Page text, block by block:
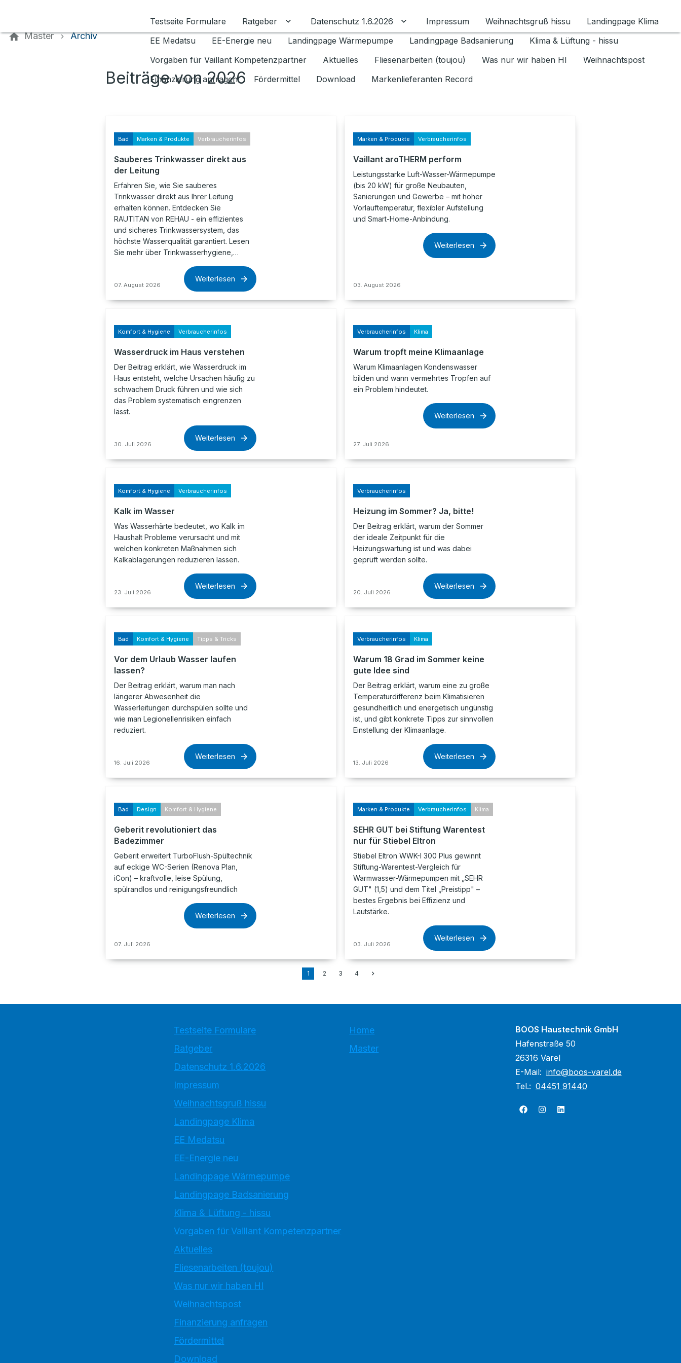
Testseite Formulare
Ratgeber Untermenü für Ratgeber umschalten
Datenschutz 1.6.2026 Untermenü für Datenschutz 1.6.2026 umschalten
Impressum Weihnachtsgruß hissu
Landingpage Klima
EE Medatsu
EE-Energie neu Landingpage Wärmepumpe Landingpage Badsanierung
Klima & Lüftung - hissu
Vorgaben für Vaillant Kompetenzpartner
Aktuelles Fliesenarbeiten (toujou) Was nur wir haben HI
Weihnachtspost
Finanzierung anfragen
Fördermittel Download Markenlieferanten Record
Master Archiv
Beiträge von 2026
Bad Marken & Produkte Verbraucherinfos
Sauberes Trinkwasser direkt aus
der Leitung
Erfahren Sie, wie Sie sauberes
Trinkwasser direkt aus Ihrer Leitung
erhalten können. Entdecken Sie
RAUTITAN von REHAU - ein effizientes
und sicheres Trinkwassersystem, das
höchste Wasserqualität garantiert. Lesen
Sie mehr über Trinkwasserhygiene,…
07. August 2026
Weiterlesen
Marken & Produkte Verbraucherinfos
Vaillant aroTHERM perform
Leistungsstarke Luft-Wasser-Wärmepumpe
(bis 20 kW) für große Neubauten,
Sanierungen und Gewerbe – mit hoher
Vorlauftemperatur, flexibler Aufstellung
und Smart-Home-Anbindung.
03. August 2026
Weiterlesen
Komfort & Hygiene Verbraucherinfos
Wasserdruck im Haus verstehen
Der Beitrag erklärt, wie Wasserdruck im
Haus entsteht, welche Ursachen häufig zu
schwachem Druck führen und wie sich
das Problem systematisch eingrenzen
lässt.
30. Juli 2026
Weiterlesen
Verbraucherinfos Klima
Warum tropft meine Klimaanlage
Warum Klimaanlagen Kondenswasser
bilden und wann vermehrtes Tropfen auf
ein Problem hindeutet.
27. Juli 2026
Weiterlesen
Komfort & Hygiene Verbraucherinfos
Kalk im Wasser
Was Wasserhärte bedeutet, wo Kalk im
Haushalt Probleme verursacht und mit
welchen konkreten Maßnahmen sich
Kalkablagerungen reduzieren lassen.
23. Juli 2026
Weiterlesen
Verbraucherinfos
Heizung im Sommer? Ja, bitte!
Der Beitrag erklärt, warum der Sommer
der ideale Zeitpunkt für die
Heizungswartung ist und was dabei
geprüft werden sollte.
20. Juli 2026
Weiterlesen
Bad Komfort & Hygiene Tipps & Tricks
Vor dem Urlaub Wasser laufen
lassen?
Der Beitrag erklärt, warum man nach
längerer Abwesenheit die
Wasserleitungen durchspülen sollte und
wie man Legionellenrisiken einfach
reduziert.
16. Juli 2026
Weiterlesen
Verbraucherinfos Klima
Warum 18 Grad im Sommer keine
gute Idee sind
Der Beitrag erklärt, warum eine zu große
Temperaturdifferenz beim Klimatisieren
gesundheitlich und energetisch ungünstig
ist, und gibt konkrete Tipps zur sinnvollen
Einstellung der Klimaanlage.
13. Juli 2026
Weiterlesen
Bad Design Komfort & Hygiene
Geberit revolutioniert das
Badezimmer
Geberit erweitert TurboFlush-Spültechnik
auf eckige WC-Serien (Renova Plan,
iCon) – kraftvolle, leise Spülung,
spülrandlos und reinigungsfreundlich
07. Juli 2026
Weiterlesen
Marken & Produkte Verbraucherinfos Klima
SEHR GUT bei Stiftung Warentest
nur für Stiebel Eltron
Stiebel Eltron WWK-I 300 Plus gewinnt
Stiftung-Warentest-Vergleich für
Warmwasser-Wärmepumpen mit „SEHR
GUT" (1,5) und dem Titel „Preistipp" –
bestes Ergebnis bei Effizienz und
Lautstärke.
03. Juli 2026
Weiterlesen
1 2 3 4
Testseite Formulare
Ratgeber
Datenschutz 1.6.2026
Impressum
Weihnachtsgruß hissu
Landingpage Klima
EE Medatsu
EE-Energie neu
Landingpage Wärmepumpe
Landingpage Badsanierung
Klima & Lüftung - hissu
Vorgaben für Vaillant Kompetenzpartner
Aktuelles
Fliesenarbeiten (toujou)
Was nur wir haben HI
Weihnachtspost
Finanzierung anfragen
Fördermittel
Download
Home
Master
BOOS Haustechnik GmbH
Hafenstraße 50
26316 Varel
E-Mail: info@boos-varel.de
Tel.: 04451 91440